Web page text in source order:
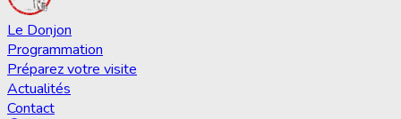
Le Donjon
Programmation
Préparez votre visite
Actualités
Contact